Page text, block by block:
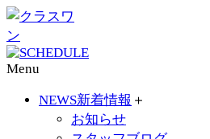
Menu
NEWS新着情報 ＋
お知らせ